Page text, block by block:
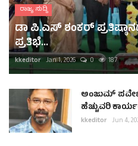
ರಾಜ್ಯ ಸುದ್ದಿ
ಡಾ ಪಿ.ಎಸ್ ಶಂಕರ್
ಪ್ರತಿಭೆ...
kkeditor Jan 1, 2026 0 187
ಅಂಜುಮ್
ಹೆಚ್ಚುವರಿ
kkeditor Jun 4,